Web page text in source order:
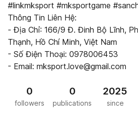
#linkmksport #mksportgame
Thông Tin Liên Hệ:
- Địa Chỉ: 166/9 Đ. Đinh Bộ Lĩnh,
Thạnh, Hồ Chí Minh, Việt Nam
- Số Điện Thoại: 0978006453
- Email: mksport.love@gmail.com
0
followers
0
publications
2025
since